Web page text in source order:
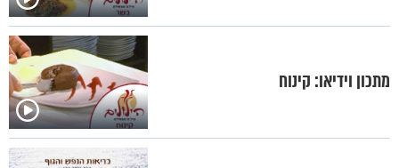
מתכון וידיאו: קינוח